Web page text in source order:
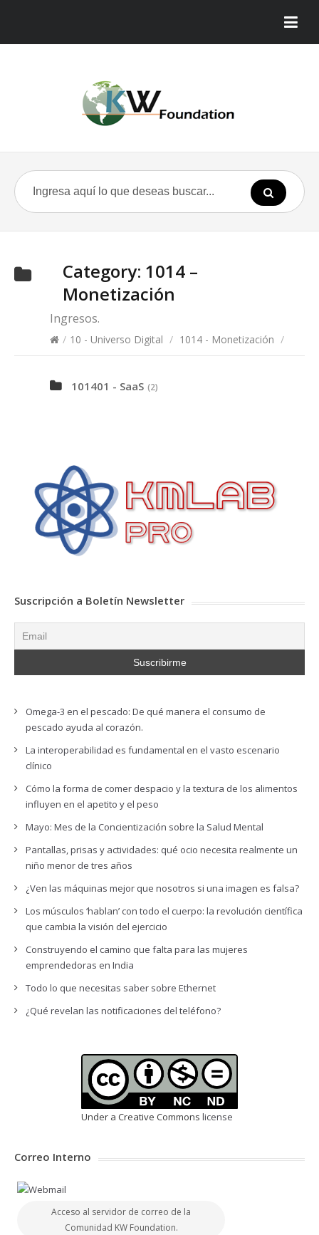
Category: 1014 –
Monetización
Ingresos.
/ 10 - Universo Digital / 1014 - Monetización /
101401 - SaaS (2)
Suscripción a Boletín Newsletter
Omega-3 en el pescado: De qué manera el consumo de
pescado ayuda al corazón.
La interoperabilidad es fundamental en el vasto escenario
clínico
Cómo la forma de comer despacio y la textura de los alimentos
influyen en el apetito y el peso
Mayo: Mes de la Concientización sobre la Salud Mental
Pantallas, prisas y actividades: qué ocio necesita realmente un
niño menor de tres años
¿Ven las máquinas mejor que nosotros si una imagen es falsa?
Los músculos ‘hablan’ con todo el cuerpo: la revolución científica
que cambia la visión del ejercicio
Construyendo el camino que falta para las mujeres
emprendedoras en India
Todo lo que necesitas saber sobre Ethernet
¿Qué revelan las notificaciones del teléfono?
Under a Creative Commons license
Correo Interno
Acceso al servidor de correo de la
Comunidad KW Foundation.